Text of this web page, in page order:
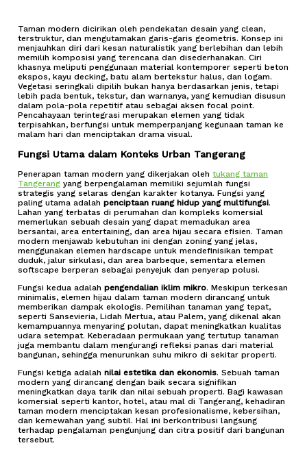
Taman modern dicirikan oleh pendekatan desain yang clean,
terstruktur, dan mengutamakan garis-garis geometris. Konsep ini
menjauhkan diri dari kesan naturalistik yang berlebihan dan lebih
memilih komposisi yang terencana dan disederhanakan. Ciri
khasnya meliputi penggunaan material kontemporer seperti beton
ekspos, kayu decking, batu alam bertekstur halus, dan logam.
Vegetasi seringkali dipilih bukan hanya berdasarkan jenis, tetapi
lebih pada bentuk, tekstur, dan warnanya, yang kemudian disusun
dalam pola-pola repetitif atau sebagai aksen focal point.
Pencahayaan terintegrasi merupakan elemen yang tidak
terpisahkan, berfungsi untuk memperpanjang kegunaan taman ke
malam hari dan menciptakan drama visual.
Fungsi Utama dalam Konteks Urban Tangerang
Penerapan taman modern yang dikerjakan olehtukang taman
Tangerang yang berpengalaman memiliki sejumlah fungsi
strategis yang selaras dengan karakter kotanya. Fungsi yang
paling utama adalahpenciptaan ruang hidup yang multifungsi.
Lahan yang terbatas di perumahan dan kompleks komersial
memerlukan sebuah desain yang dapat memadukan area
bersantai, area entertaining, dan area hijau secara efisien. Taman
modern menjawab kebutuhan ini dengan zoning yang jelas,
menggunakan elemen hardscape untuk mendefinisikan tempat
duduk, jalur sirkulasi, dan area barbeque, sementara elemen
softscape berperan sebagai penyejuk dan penyerap polusi.
Fungsi kedua adalahpengendalian iklim mikro. Meskipun terkesan
minimalis, elemen hijau dalam taman modern dirancang untuk
memberikan dampak ekologis. Pemilihan tanaman yang tepat,
seperti Sansevieria, Lidah Mertua, atau Palem, yang dikenal akan
kemampuannya menyaring polutan, dapat meningkatkan kualitas
udara setempat. Keberadaan permukaan yang tertutup tanaman
juga membantu dalam mengurangi refleksi panas dari material
bangunan, sehingga menurunkan suhu mikro di sekitar properti.
Fungsi ketiga adalahnilai estetika dan ekonomis. Sebuah taman
modern yang dirancang dengan baik secara signifikan
meningkatkan daya tarik dan nilai sebuah properti. Bagi kawasan
komersial seperti kantor, hotel, atau mal di Tangerang, kehadiran
taman modern menciptakan kesan profesionalisme, kebersihan,
dan kemewahan yang subtil. Hal ini berkontribusi langsung
terhadap pengalaman pengunjung dan citra positif dari bangunan
tersebut.